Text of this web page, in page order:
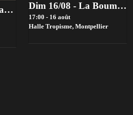
Rosa Bonheur En Vacances Dim 16/08 - La Boum X Tropisme - Open Air - La Derniere
17:00 - 16 août
Halle Tropisme, Montpellier